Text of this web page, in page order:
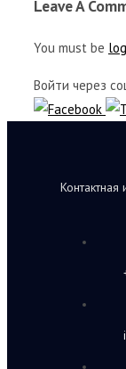
Leave A
You must be
Войти через